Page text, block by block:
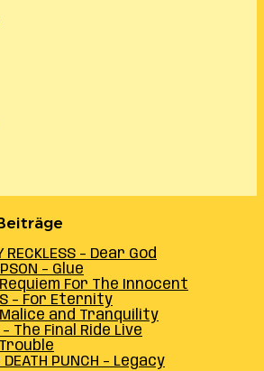
RECKLESS – Dear God
– Glue
Requiem For The Innocent
– For Eternity
Malice and Tranquility
– The Final Ride Live
Trouble
DEATH PUNCH – Legacy